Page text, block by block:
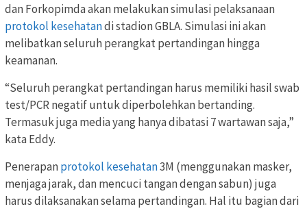
dan Forkopimda akan melakukan simulasi pelaksanaan
protokol kesehatandi stadion GBLA. Simulasi ini akan
melibatkan seluruh perangkat pertandingan hingga
keamanan.
“Seluruh perangkat pertandingan harus memiliki hasil swab
test/PCR negatif untuk diperbolehkan bertanding.
Termasuk juga media yang hanya dibatasi 7 wartawan saja,”
kata Eddy.
Penerapanprotokol kesehatan3M (menggunakan masker,
menjaga jarak, dan mencuci tangan dengan sabun) juga
harus dilaksanakan selama pertandingan. Hal itu bagian dari